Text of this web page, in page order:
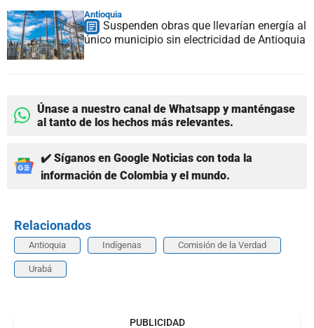
Antioquia
Suspenden obras que llevarían energía al
único municipio sin electricidad de Antioquia
Únase a nuestro canal de Whatsapp y manténgase
al tanto de los hechos más relevantes.
✔️ Síganos en Google Noticias con toda la
información de Colombia y el mundo.
Relacionados
Antioquia Indígenas Comisión de la Verdad
Urabá
PUBLICIDAD